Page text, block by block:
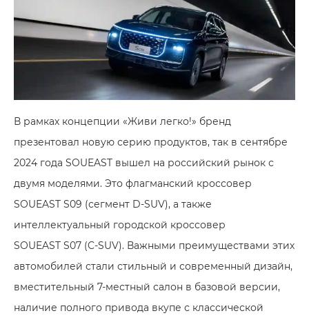
В рамках концепции «Живи легко!» бренд
презентовал новую серию продуктов, так в сентябре
2024 года SOUEAST вышел на российский рынок с
двумя моделями. Это флагманский кроссовер
SOUEAST S09 (сегмент D-SUV), а также
интеллектуальный городской кроссовер
SOUEAST S07 (C-SUV). Важными преимуществами этих
автомобилей стали стильный и современный дизайн,
вместительный 7-местный салон в базовой версии,
наличие полного привода вкупе с классической